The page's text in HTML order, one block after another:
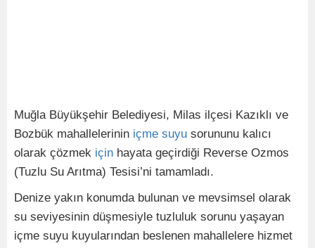
Muğla Büyükşehir Belediyesi, Milas ilçesi Kazıklı ve
Bozbük mahallelerinin içme suyu sorununu kalıcı
olarak çözmek için hayata geçirdiği Reverse Ozmos
(Tuzlu Su Arıtma) Tesisi’ni tamamladı.
Denize yakın konumda bulunan ve mevsimsel olarak
su seviyesinin düşmesiyle tuzluluk sorunu yaşayan
içme suyu kuyularından beslenen mahallelere hizmet